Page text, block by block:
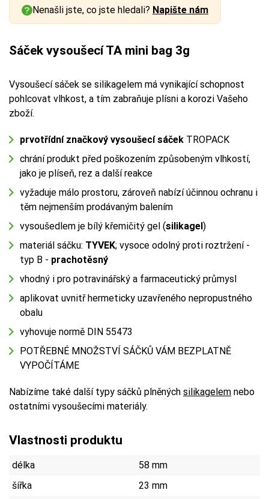
Nenašli jste, co jste hledali? Napište nám
Sáček vysoušecí TA mini bag 3g
Vysoušecí sáček se silikagelem má vynikající schopnost
pohlcovat vlhkost, a tím zabraňuje plísni a korozi Vašeho
zboží.
prvotřídní značkový vysoušecí sáček TROPACK
chrání produkt před poškozením způsobeným vlhkostí,
jako je plíseň, rez a další reakce
vyžaduje málo prostoru, zároveň nabízí účinnou ochranu i
těm nejmenším prodávaným balením
vysoušedlem je bílý křemičitý gel (silikagel)
materiál sáčku: TYVEK; vysoce odolný proti roztržení -
typ B - prachotěsný
vhodný i pro potravinářský a farmaceutický průmysl
aplikovat uvnitř hermeticky uzavřeného nepropustného
obalu
vyhovuje normě DIN 55473
POTŘEBNÉ MNOŽSTVÍ SÁČKŮ VÁM BEZPLATNĚ
VYPOČÍTÁME
Nabízíme také další typy sáčků plněných silikagelem nebo
ostatními vysoušecími materiály.
Vlastnosti produktu
délka
58 mm
šířka
23 mm